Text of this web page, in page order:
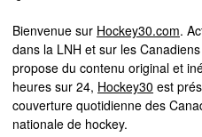
Bienvenue sur Hockey30.com.
dans la LNH et sur les
propose du contenu original et
heures sur 24, Hockey30 est
couverture quotidienne des
nationale de hockey.